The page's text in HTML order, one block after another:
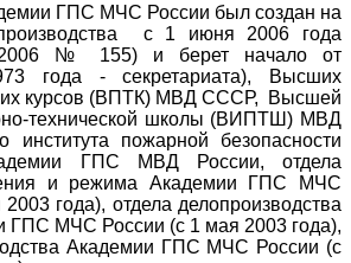
ГПС МЧС России был создан на
с 1 июня 2006 года
№ 155) и берет начало от
года - секретариата), Высших
курсов (ВПТК) МВД СССР, Высшей
технической школы (ВИПТШ) МВД
института пожарной безопасности
ГПС МВД России, отдела
и режима Академии ГПС МЧС
года), отдела делопроизводства
ГПС МЧС России (с 1 мая 2003 года),
Академии ГПС МЧС России (с